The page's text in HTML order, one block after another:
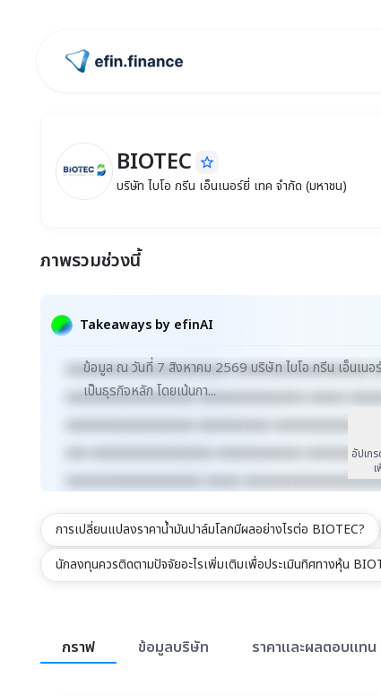
ไปหน้าแรก
BIOTEC บริษัท ไบโอ กรีน เอ็นเนอร์ยี่ เทค จำ
BIOTEC star_border
บริษัท ไบโอ กรีน เอ็นเนอร์ยี่ เทค จำกัด (มหาชน)
ภาพรวมช่วงนี้
Takeaways by efinAI
xxxxxxxxxxxxxxxxxxxxxxx
xxxxxxxxxxxxxxxxxx xxxxxxxxxxxxxxx xxxxx
xxxxxxxxxxxxxxxxxx xxxxxxxxxx xxxxxxxxxxxxx
xxx xxxxxxxxxxxxxxxxx xxxxxxxxxxxx
xxxxxxxxxxxxxxxxxxx xxxxx
ข้อมูล ณ วันที่ 7 สิงหาคม 2569 บริษัท ไบโอ กรีน เอ็นเน
เป็นธุรกิจหลัก โดยเน้นกา...
อัปเก
การเปลี่ยนแปลงราคาน้ำมันปาล์มโลกมีผลอย่างไรต่อ BIOTEC?
นักลงทุนควรติดตามปัจจัยอะไรเพิ่มเติมเพื่อประเมินทิศทางหุ้น
กราฟ
ข้อมูลบริษัท ราคาและผลตอบแทน